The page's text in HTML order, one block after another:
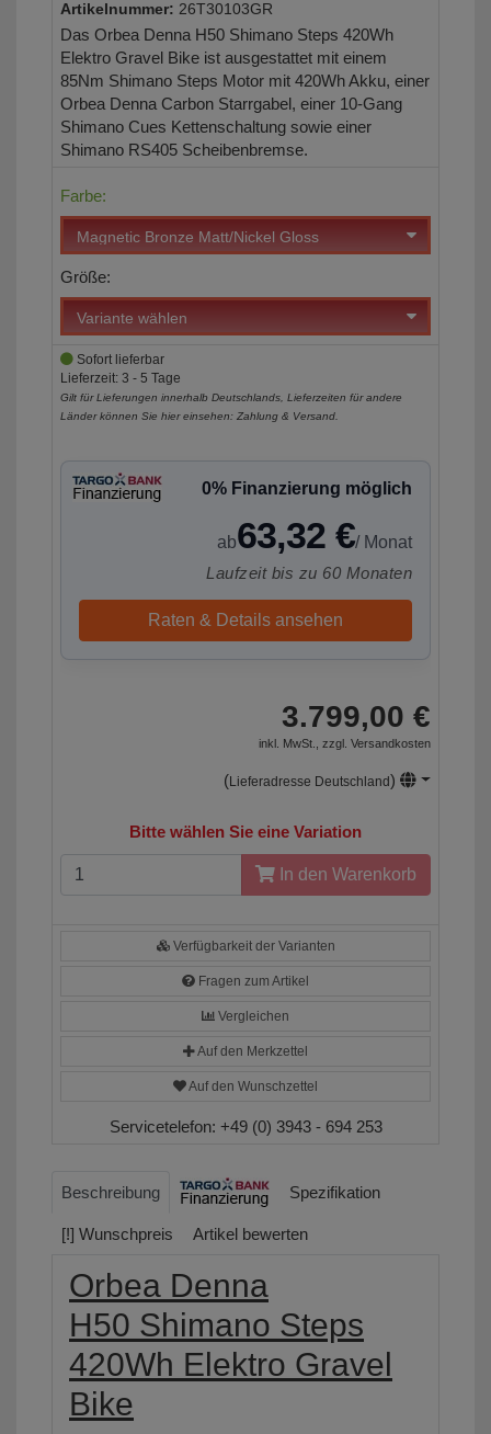
Artikelnummer: 26T30103GR
Das Orbea Denna H50 Shimano Steps 420Wh
Elektro Gravel Bike ist ausgestattet mit einem
85Nm Shimano Steps Motor mit 420Wh Akku, einer
Orbea Denna Carbon Starrgabel, einer 10-Gang
Shimano Cues Kettenschaltung sowie einer
Shimano RS405 Scheibenbremse.
Farbe:
Größe:
Sofort lieferbar
Lieferzeit: 3 - 5 Tage
Gilt für Lieferungen innerhalb Deutschlands, Lieferzeiten für andere
Länder können Sie hier einsehen: Zahlung & Versand
0% Finanzierung möglich
ab63,32 €/ Monat
Laufzeit bis zu 60 Monaten
Raten & Details ansehen
3.799,00 €
inkl. MwSt., zzgl. Versandkosten
(Lieferadresse Deutschland)
Bitte wählen Sie eine Variation
In den Warenkorb
Verfügbarkeit der Varianten
Fragen zum Artikel
Vergleichen
Auf den Merkzettel
Auf den Wunschzettel
Servicetelefon: +49 (0) 3943 - 694 253
Beschreibung Spezifikation
[!] Wunschpreis Artikel bewerten
Orbea Denna
H50 Shimano Steps
420Wh Elektro Gravel
Bike